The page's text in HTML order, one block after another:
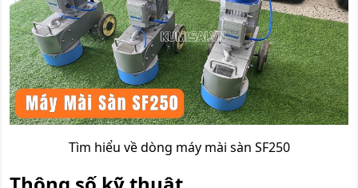
Tìm hiểu về dòng máy mài sàn SF250